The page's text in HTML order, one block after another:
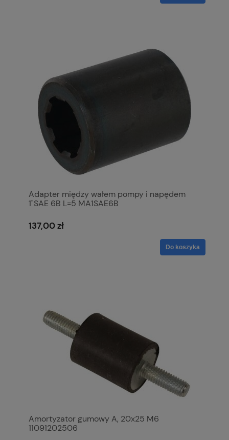
Adapter między wałem pompy i napędem
1"SAE 6B L=5 MA1SAE6B
137,00 zł
Do koszyka
Amortyzator gumowy A, 20x25 M6
11091202506